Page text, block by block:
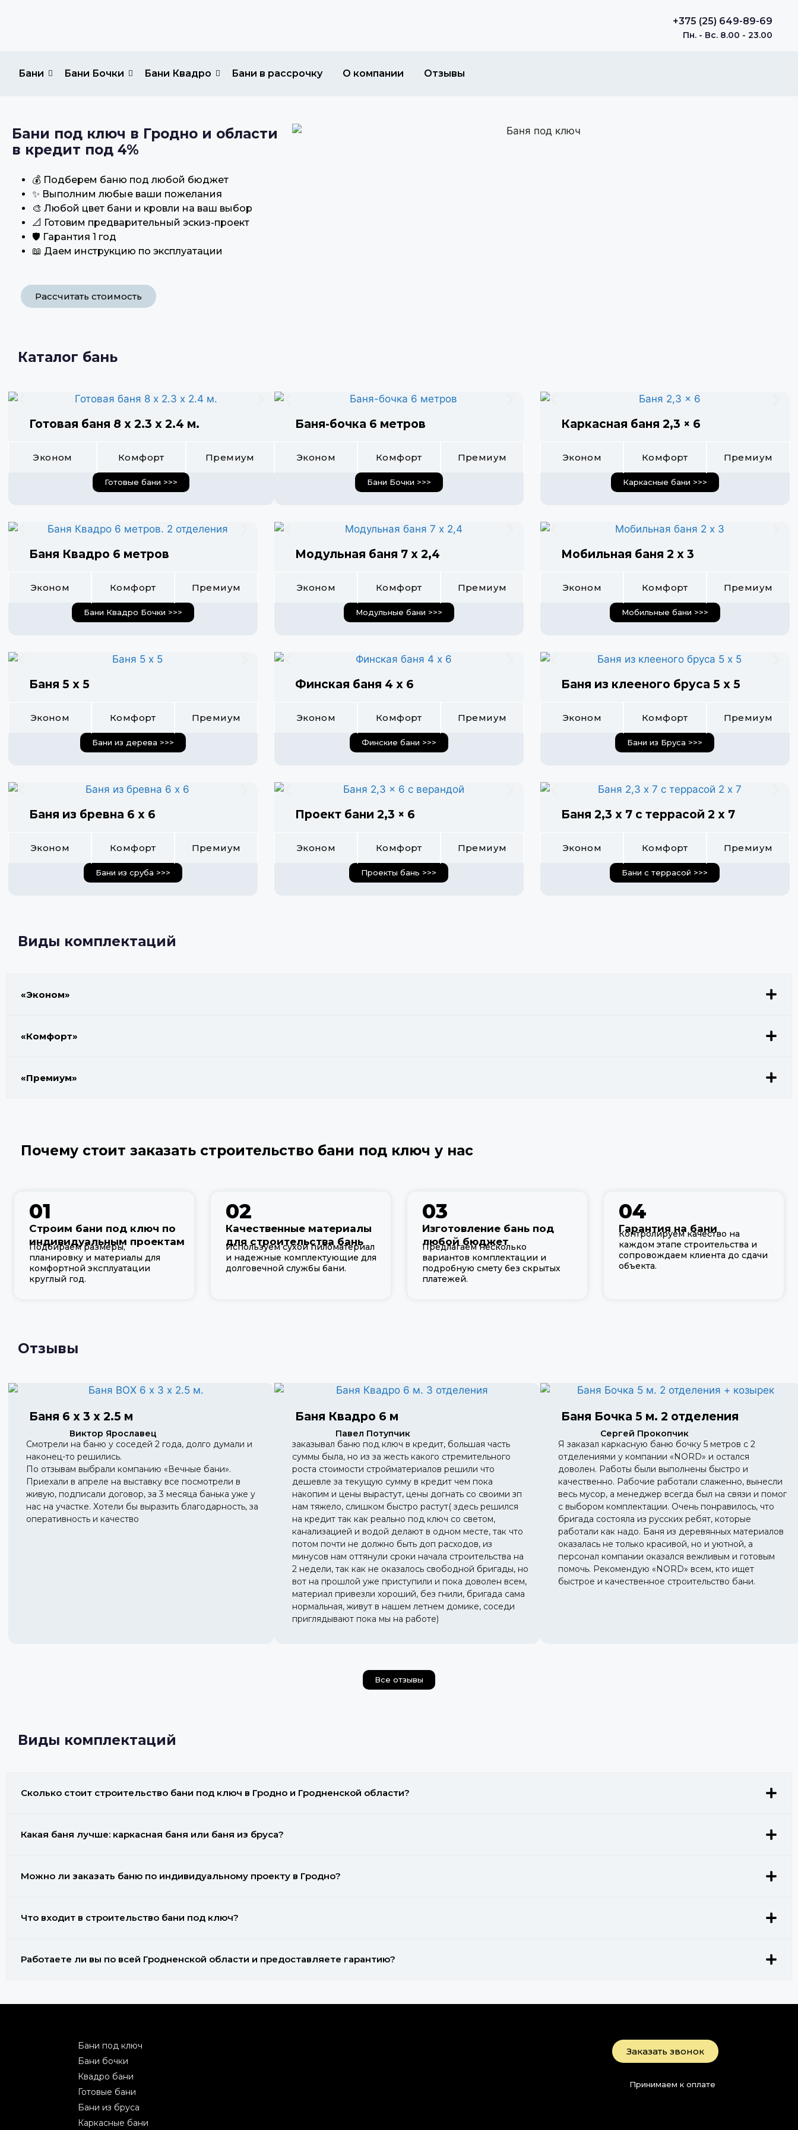
+375 (25) 649-89-69
Пн. - Вс. 8.00 - 23.00
Бани Бани Бочки Бани Квадро Бани в рассрочку О компании Отзывы
Бани под ключ в Гродно и области
в кредит под 4%
💰 Подберем баню под любой бюджет
✨ Выполним любые ваши пожелания
🎨 Любой цвет бани и кровли на ваш выбор
📐 Готовим предварительный эскиз-проект
🛡️ Гарантия 1 год
📖 Даем инструкцию по эксплуатации
Рассчитать стоимость
Каталог бань
Готовая баня 8 х 2.3 х 2.4 м.
Эконом Комфорт Премиум
Готовые бани >>>
Баня-бочка 6 метров
Эконом Комфорт Премиум
Бани Бочки >>>
Каркасная баня 2,3 × 6
Эконом Комфорт Премиум
Каркасные бани >>>
Баня Квадро 6 метров
Эконом Комфорт Премиум
Бани Квадро Бочки >>>
Модульная баня 7 х 2,4
Эконом Комфорт Премиум
Модульные бани >>>
Мобильная баня 2 х 3
Эконом Комфорт Премиум
Мобильные бани >>>
Баня 5 х 5
Эконом Комфорт Премиум
Бани из дерева >>>
Финская баня 4 х 6
Эконом Комфорт Премиум
Финские бани >>>
Баня из клееного бруса 5 х 5
Эконом Комфорт Премиум
Бани из Бруса >>>
Баня из бревна 6 х 6
Эконом Комфорт Премиум
Бани из сруба >>>
Проект бани 2,3 × 6
Эконом Комфорт Премиум
Проекты бань >>>
Баня 2,3 х 7 с террасой 2 х 7
Эконом Комфорт Премиум
Бани с террасой >>>
Виды комплектаций
«Эконом»
«Комфорт»
«Премиум»
Почему стоит заказать строительство бани под ключ у нас
01
Строим бани под ключ по
индивидуальным проектам
Подбираем размеры,
планировку и материалы для
комфортной эксплуатации
круглый год.
02
Качественные материалы
для строительства бань
Используем сухой пиломатериал
и надежные комплектующие для
долговечной службы бани.
03
Изготовление бань под
любой бюджет
Предлагаем несколько
вариантов комплектации и
подробную смету без скрытых
платежей.
04
Гарантия на бани
Контролируем качество на
каждом этапе строительства и
сопровождаем клиента до сдачи
объекта.
Отзывы
Баня 6 х 3 х 2.5 м
Виктор Ярославец
Смотрели на баню у соседей 2 года, долго думали и
наконец-то решились.
По отзывам выбрали компанию «Вечные бани».
Приехали в апреле на выставку все посмотрели в
живую, подписали договор, за 3 месяца банька уже у
нас на участке. Хотели бы выразить благодарность, за
оперативность и качество
Баня Квадро 6 м
Павел Потупчик
заказывал баню под ключ в кредит, большая часть
суммы была, но из за жесть какого стремительного
роста стоимости стройматериалов решили что
дешевле за текущую сумму в кредит чем пока
накопим и цены вырастут, цены догнать со своими зп
нам тяжело, слишком быстро растут( здесь решился
на кредит так как реально под ключ со светом,
канализацией и водой делают в одном месте, так что
потом почти не должно быть доп расходов, из
минусов нам оттянули сроки начала строительства на
2 недели, так как не оказалось свободной бригады, но
вот на прошлой уже приступили и пока доволен всем,
материал привезли хороший, без гнили, бригада сама
нормальная, живут в нашем летнем домике, соседи
приглядывают пока мы на работе)
Баня Бочка 5 м. 2 отделения
Сергей Прокопчик
Я заказал каркасную баню бочку 5 метров с 2
отделениями у компании «NORD» и остался
доволен. Работы были выполнены быстро и
качественно. Рабочие работали слаженно, вынесли
весь мусор, а менеджер всегда был на связи и помог
с выбором комплектации. Очень понравилось, что
бригада состояла из русских ребят, которые
работали как надо. Баня из деревянных материалов
оказалась не только красивой, но и уютной, а
персонал компании оказался вежливым и готовым
помочь. Рекомендую «NORD» всем, кто ищет
быстрое и качественное строительство бани.
Все отзывы
Виды комплектаций
Сколько стоит строительство бани под ключ в Гродно и Гродненской области?
Какая баня лучше: каркасная баня или баня из бруса?
Можно ли заказать баню по индивидуальному проекту в Гродно?
Что входит в строительство бани под ключ?
Работаете ли вы по всей Гродненской области и предоставляете гарантию?
Бани под ключ
Бани бочки
Квадро бани
Готовые бани
Бани из бруса
Каркасные бани
Заказать звонок
Принимаем к оплате